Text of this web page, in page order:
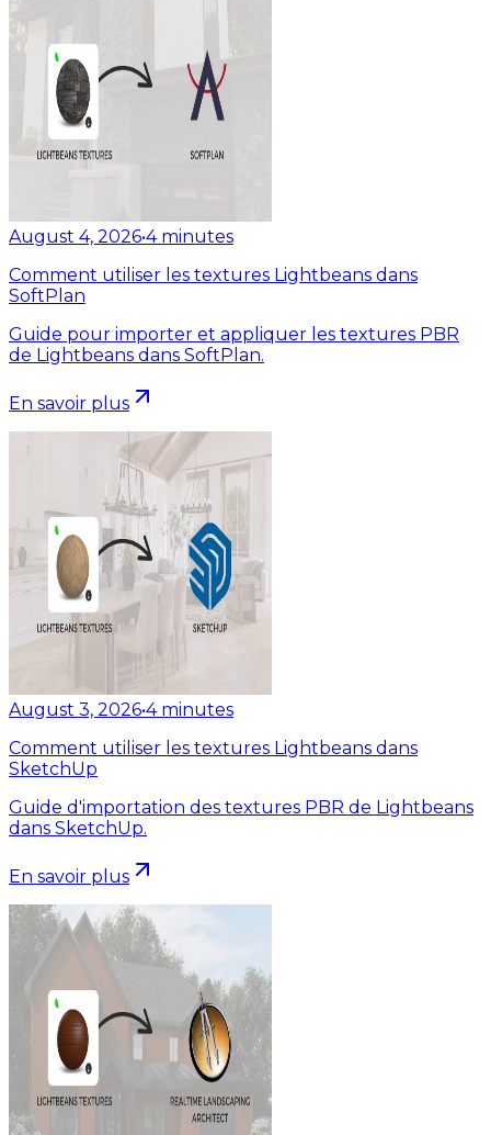
August 4, 2026•4 minutes
Comment utiliser les textures Lightbeans dans
SoftPlan
Guide pour importer et appliquer les textures PBR
de Lightbeans dans SoftPlan.
En savoir plus
August 3, 2026•4 minutes
Comment utiliser les textures Lightbeans dans
SketchUp
Guide d'importation des textures PBR de Lightbeans
dans SketchUp.
En savoir plus